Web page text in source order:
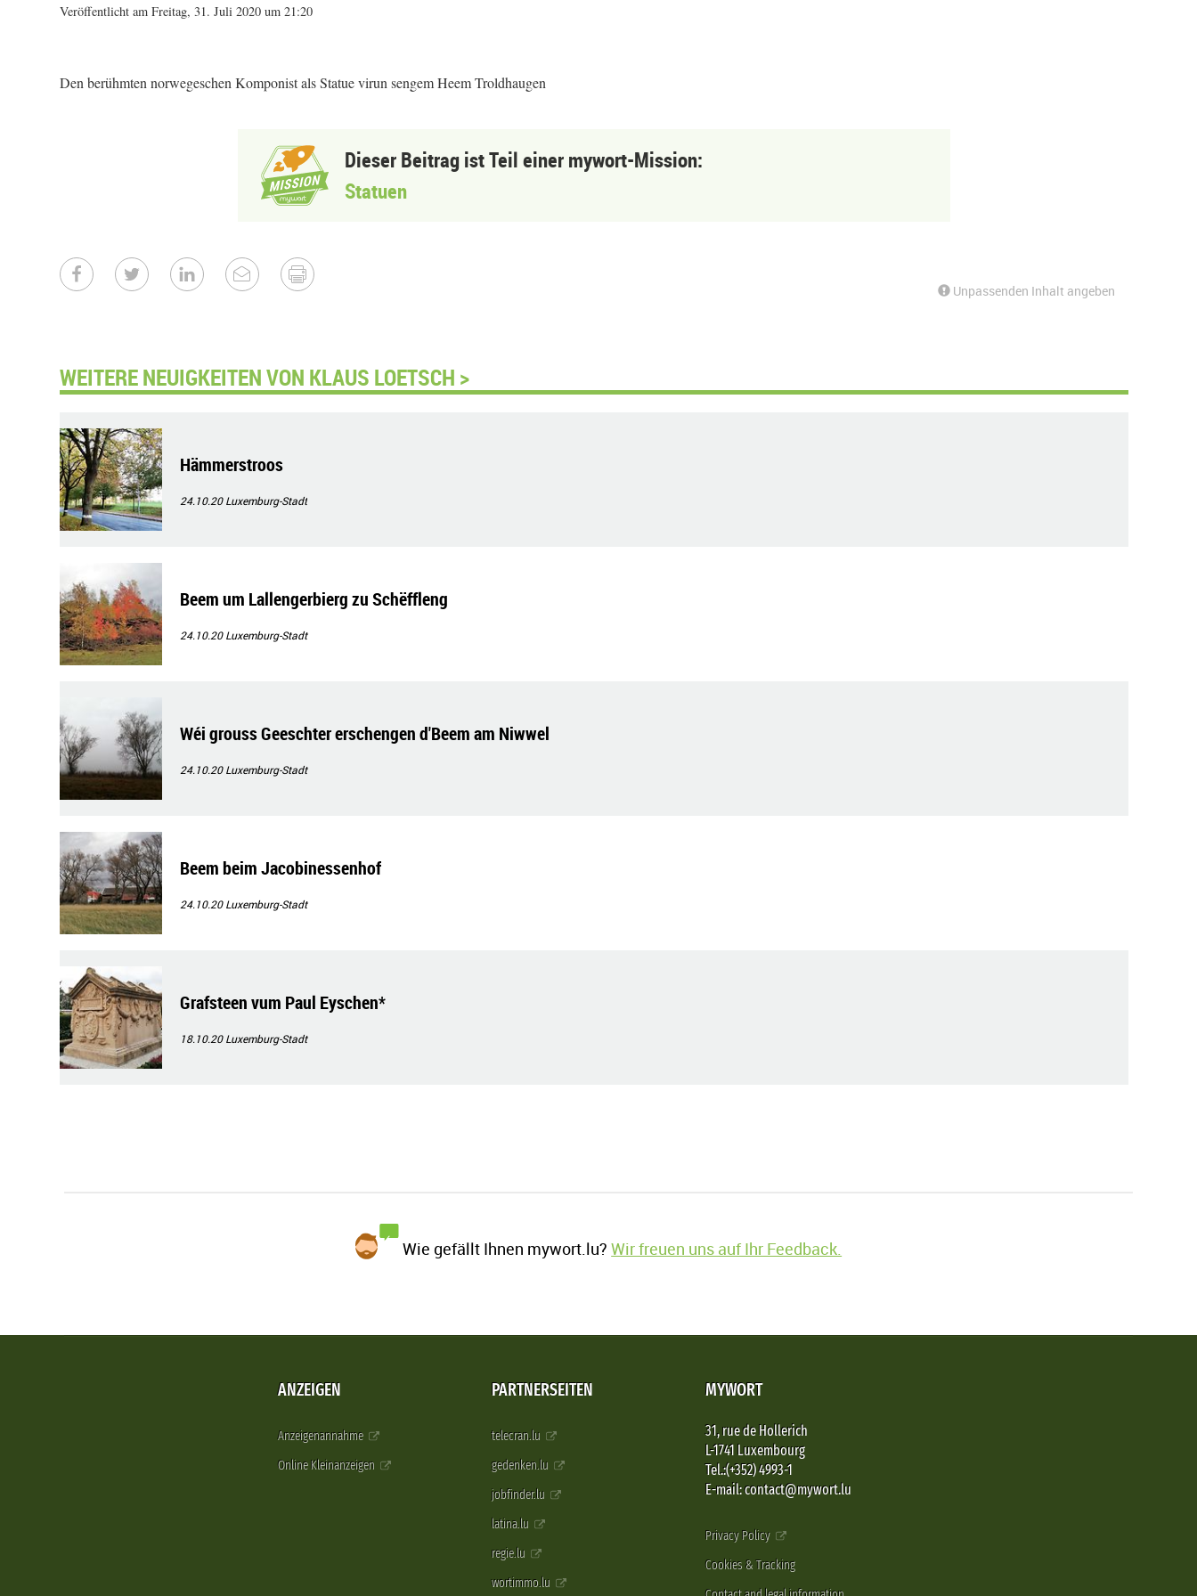
Veröffentlicht am Freitag, 31. Juli 2020 um 21:20
Den berühmten norwegeschen Komponist als Statue virun sengem Heem Troldhaugen
Dieser Beitrag ist Teil einer mywort-Mission:
Statuen
Unpassenden Inhalt angeben
WEITERE NEUIGKEITEN VON KLAUS LOETSCH >
Hämmerstroos
24.10.20Luxemburg-Stadt
Beem um Lallengerbierg zu Schëffleng
24.10.20Luxemburg-Stadt
Wéi grouss Geeschter erschengen d'Beem am Niwwel
24.10.20Luxemburg-Stadt
Beem beim Jacobinessenhof
24.10.20Luxemburg-Stadt
Grafsteen vum Paul Eyschen*
18.10.20Luxemburg-Stadt
Wie gefällt Ihnen mywort.lu?Wir freuen uns auf Ihr Feedback.
ANZEIGEN
Anzeigenannahme
Online Kleinanzeigen
PARTNERSEITEN
telecran.lu
gedenken.lu
jobfinder.lu
latina.lu
regie.lu
wortimmo.lu
MYWORT
31, rue de Hollerich
L-1741 Luxembourg
Tel.:(+352) 4993-1
E-mail: contact@mywort.lu
Privacy Policy
Cookies & Tracking